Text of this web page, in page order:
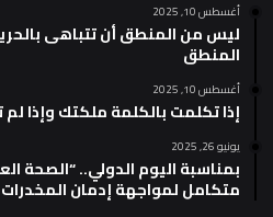
أغسطس 10, 2025
ليس من المنطق أن تتباهى
المنطق
أغسطس 10, 2025
إذا تكلمت بالكلمة ملكتك وإذا
يونيو 26, 2025
بمناسبة اليوم الدولي.. “الصحة
متكامل لمواجهة إدمان المخدرات